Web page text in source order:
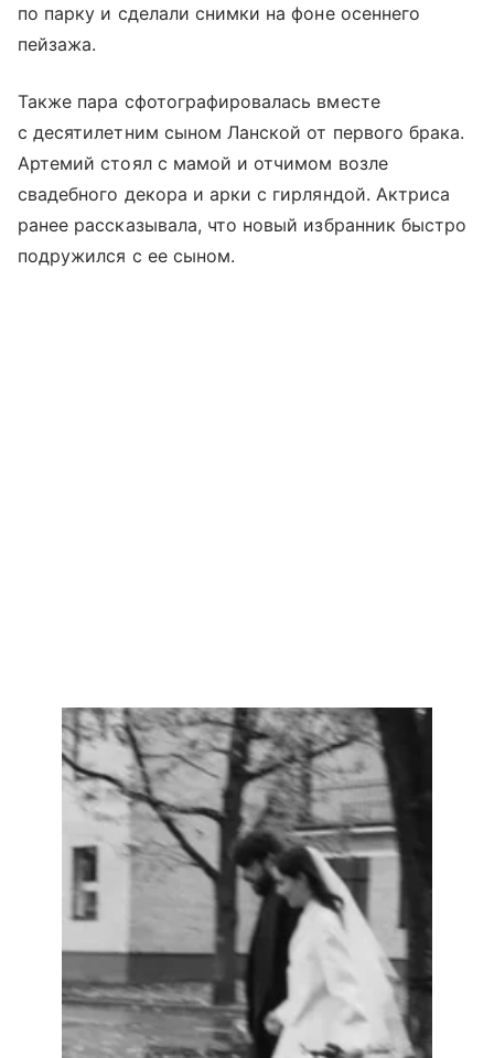
по парку и сделали снимки на фоне осеннего
пейзажа.
Также пара сфотографировалась вместе
с десятилетним сыном Ланской от первого брака.
Артемий стоял с мамой и отчимом возле
свадебного декора и арки с гирляндой. Актриса
ранее рассказывала, что новый избранник быстро
подружился с ее сыном.